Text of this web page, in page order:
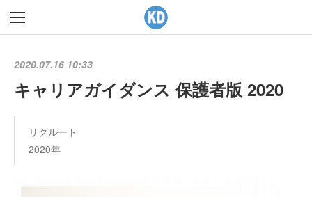
2020.07.16 10:33
キャリアガイダンス 保護者版 2020
リクルート
2020年